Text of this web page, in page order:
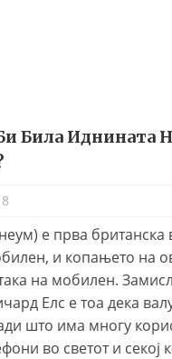
Била Иднината
е прва британска
и копањето на
на мобилен.
Елс е тоа дека
што има многу
во светот и секој